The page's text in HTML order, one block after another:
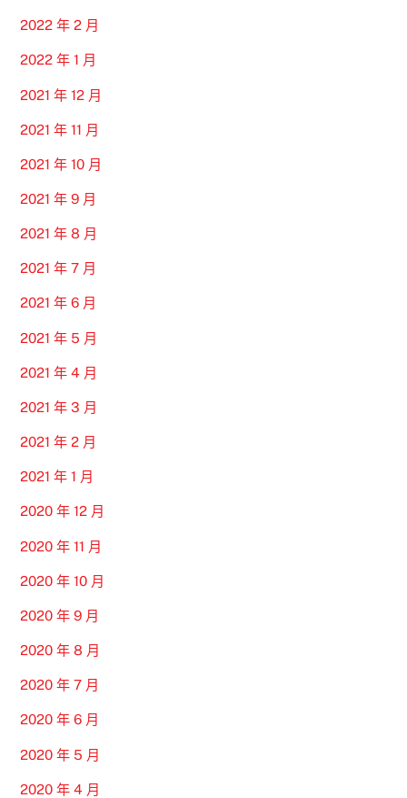
2022 年 2 月
2022 年 1 月
2021 年 12 月
2021 年 11 月
2021 年 10 月
2021 年 9 月
2021 年 8 月
2021 年 7 月
2021 年 6 月
2021 年 5 月
2021 年 4 月
2021 年 3 月
2021 年 2 月
2021 年 1 月
2020 年 12 月
2020 年 11 月
2020 年 10 月
2020 年 9 月
2020 年 8 月
2020 年 7 月
2020 年 6 月
2020 年 5 月
2020 年 4 月